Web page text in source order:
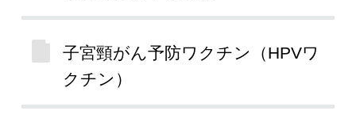
子宮頸がん予防ワクチン（HPVワ
クチン）